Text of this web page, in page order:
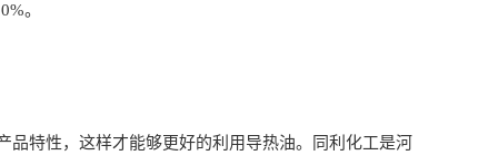
。
特性，这样才能够更好的利用导热油。同利化工是河